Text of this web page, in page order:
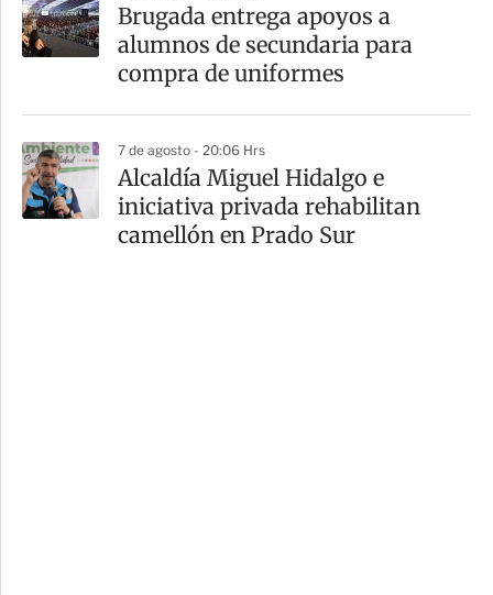
Brugada entrega apoyos a
alumnos de secundaria para
compra de uniformes
7 de agosto - 20:06 Hrs
Alcaldía Miguel Hidalgo e
iniciativa privada rehabilitan
camellón en Prado Sur